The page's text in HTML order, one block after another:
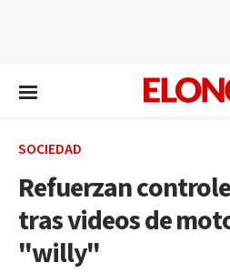
SOCIEDAD
Refuerzan
tras videos de
"willy"